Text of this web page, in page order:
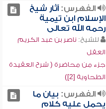
الفهرس:آثار شيخ
الإسلام ابن تيمية
رحمه الله تعالى
للشيخ: ناصر بن عبد الكريم
العقل
جزء من محاضرة ( شرح العقيدة
الطحاوية [2])
الفهرس: بيان ما
يحمل عليه كلام